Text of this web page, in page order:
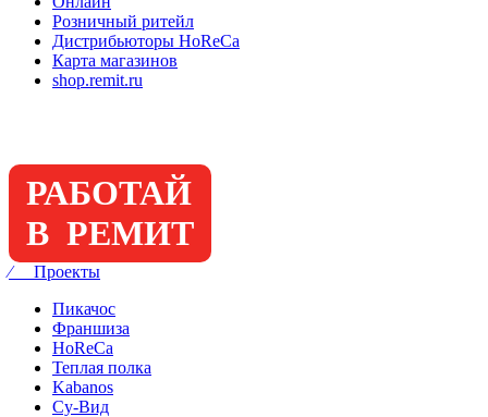
Розничный ритейл
Дистрибьюторы HoReCa
Карта магазинов
shop.remit.ru
РАБОТАЙ
В РЕМИТ
⁄ Проекты
Пикачос
Франшиза
HoReCa
Теплая полка
Kabanos
Су-Вид